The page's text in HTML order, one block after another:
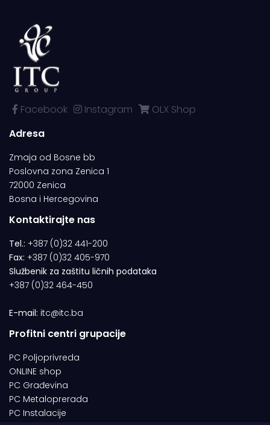
Facebook Instagram
OLX Shop
Adresa
Zmaja od Bosne bb
Poslovna zona Zenica 1
72000 Zenica
Bosna i Hercegovina
Kontaktirajte nas
Tel.: +387 (0)32 441-200
Fax: +387 (0)32 405-970
Službenik za zaštitu ličnih podataka
+387 (0)32 464-450
E-mail: itc@itc.ba
Profitni centri grupacije
PC Poljoprivreda
ONLINE shop
PC Građevina
PC Metaloprerada
PC Instalacije